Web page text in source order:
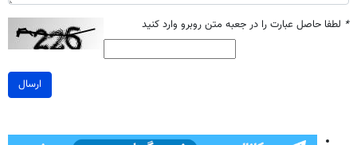
* لطفا حاصل عبارت را در جعبه متن روبرو وارد کنید
ارسال